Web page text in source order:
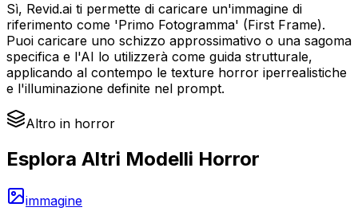
Sì, Revid.ai ti permette di caricare un'immagine di
riferimento come 'Primo Fotogramma' (First Frame).
Puoi caricare uno schizzo approssimativo o una sagoma
specifica e l'AI lo utilizzerà come guida strutturale,
applicando al contempo le texture horror iperrealistiche
e l'illuminazione definite nel prompt.
Altro in horror
Esplora Altri Modelli Horror
immagine